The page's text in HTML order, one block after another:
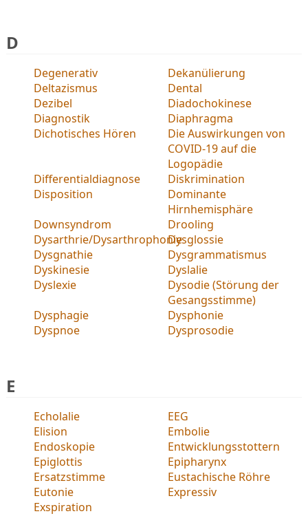
D
Degenerativ
Dekanülierung
Deltazismus
Dental
Dezibel
Diadochokinese
Diagnostik
Diaphragma
Dichotisches Hören
Die Auswirkungen von
COVID-19 auf die
Logopädie
Differentialdiagnose
Diskrimination
Disposition
Dominante
Hirnhemisphäre
Downsyndrom
Drooling
Dysarthrie/DysarthrophonieDysglossie
Dysgnathie
Dysgrammatismus
Dyskinesie
Dyslalie
Dyslexie
Dysodie (Störung der
Gesangsstimme)
Dysphagie
Dysphonie
Dyspnoe
Dysprosodie
E
Echolalie
EEG
Elision
Embolie
Endoskopie
Entwicklungsstottern
Epiglottis
Epipharynx
Ersatzstimme
Eustachische Röhre
Eutonie
Expressiv
Exspiration